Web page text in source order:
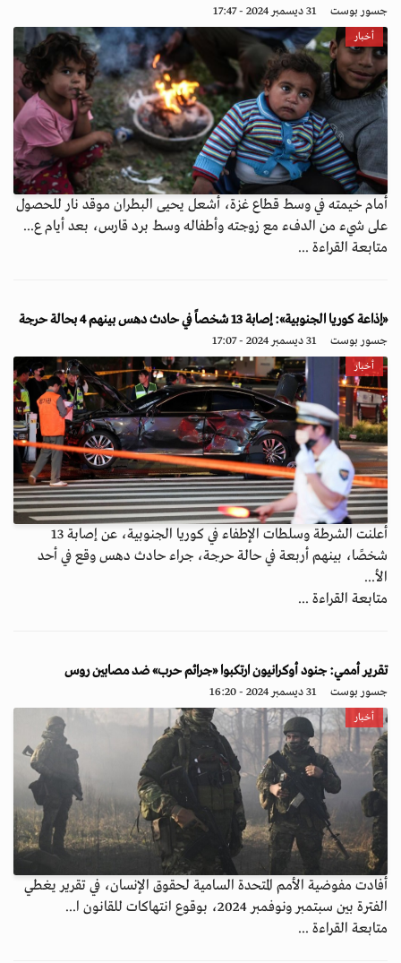
جسور بوست 31 ديسمبر 2024 - 17:47
أخبار
أمام خيمته في وسط قطاع غزة، أشعل يحيى البطران موقد نار للحصول
على شيء من الدفء مع زوجته وأطفاله وسط برد قارس، بعد أيام ع...
متابعة القراءة ...
«إذاعة كوريا الجنوبية»: إصابة 13 شخصاً في حادث دهس بينهم 4 بحالة حرجة
جسور بوست 31 ديسمبر 2024 - 17:07
أخبار
أعلنت الشرطة وسلطات الإطفاء في كوريا الجنوبية، عن إصابة 13
شخصًا، بينهم أربعة في حالة حرجة، جراء حادث دهس وقع في أحد
الأ...
متابعة القراءة ...
تقرير أممي: جنود أوكرانيون ارتكبوا «جرائم حرب» ضد مصابين روس
جسور بوست 31 ديسمبر 2024 - 16:20
أخبار
أفادت مفوضية الأمم المتحدة السامية لحقوق الإنسان، في تقرير يغطي
الفترة بين سبتمبر ونوفمبر 2024، بوقوع انتهاكات للقانون ا...
متابعة القراءة ...